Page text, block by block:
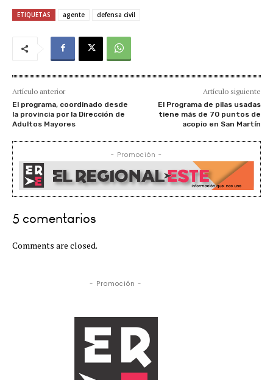
ETIQUETAS agente defensa civil
Artículo anterior
El programa, coordinado desde
la provincia por la Dirección de
Adultos Mayores
Artículo siguiente
El Programa de pilas usadas
tiene más de 70 puntos de
acopio en San Martín
- Promoción -
5 comentarios
Comments are closed.
- Promoción -